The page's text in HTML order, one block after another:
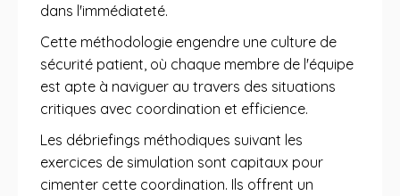
dans l'immédiateté.
Cette méthodologie engendre une culture de
sécurité patient, où chaque membre de l'équipe
est apte à naviguer au travers des situations
critiques avec coordination et efficience.
Les débriefings méthodiques suivant les
exercices de simulation sont capitaux pour
cimenter cette coordination. Ils offrent un